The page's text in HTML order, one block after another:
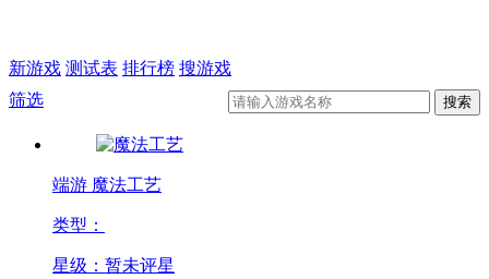
新游戏 测试表 排行榜 搜游戏
筛选
端游 魔法工艺
类型：
星级：暂未评星